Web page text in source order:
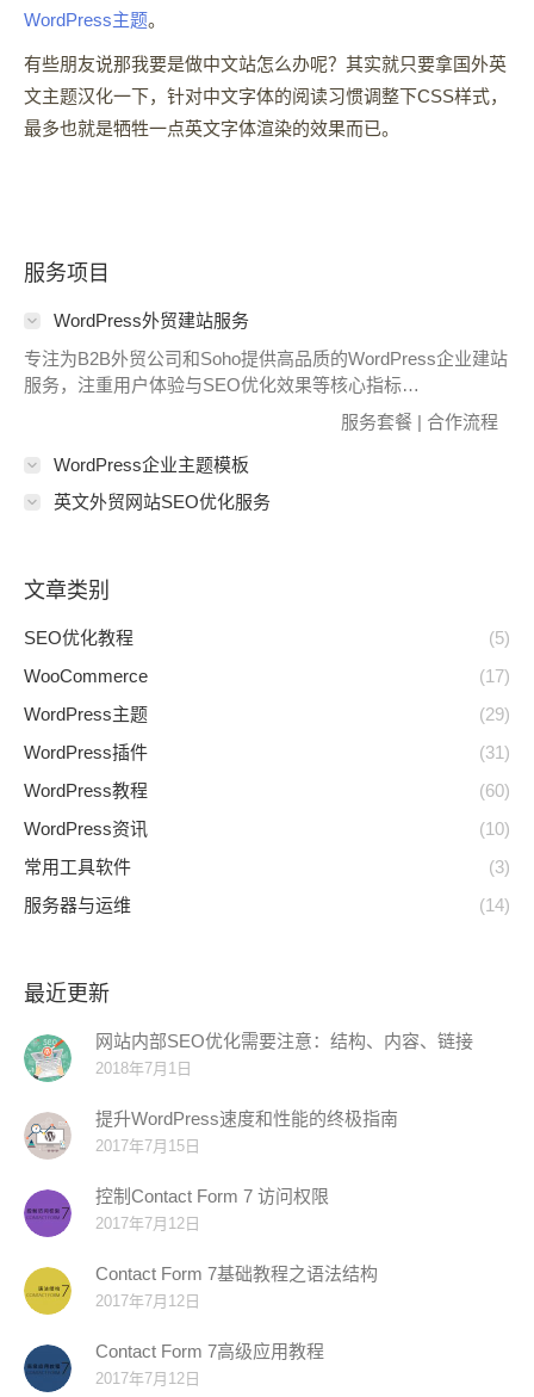
WordPress主题。
有些朋友说那我要是做中文站怎么办呢？其实就只要拿国外英
文主题汉化一下，针对中文字体的阅读习惯调整下CSS样式，
最多也就是牺牲一点英文字体渲染的效果而已。
服务项目
WordPress外贸建站服务
专注为B2B外贸公司和Soho提供高品质的WordPress企业建站
服务，注重用户体验与SEO优化效果等核心指标…
服务套餐 | 合作流程
WordPress企业主题模板
英文外贸网站SEO优化服务
文章类别
SEO优化教程
(5)
WooCommerce
(17)
WordPress主题
(29)
WordPress插件
(31)
WordPress教程
(60)
WordPress资讯
(10)
常用工具软件
(3)
服务器与运维
(14)
最近更新
网站内部SEO优化需要注意：结构、内容、链接
2018年7月1日
提升WordPress速度和性能的终极指南
2017年7月15日
控制Contact Form 7 访问权限
2017年7月12日
Contact Form 7基础教程之语法结构
2017年7月12日
Contact Form 7高级应用教程
2017年7月12日